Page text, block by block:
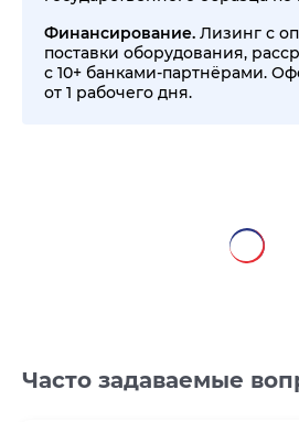
Финансирование. Лизинг с
поставки оборудования,
с 10+ банками-партнёрами.
от 1 рабочего дня.
Часто задаваемые